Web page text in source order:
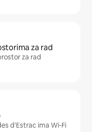
za rad
za rad
d'Estrac ima Wi-Fi